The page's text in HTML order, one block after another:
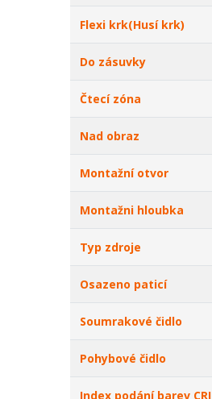
Flexi krk(Husí krk)
Do zásuvky
Čtecí zóna
Nad obraz
Montažní otvor
Montažni hloubka
Typ zdroje
Osazeno paticí
Soumrakové čidlo
Pohybové čidlo
Index podání barev CRI